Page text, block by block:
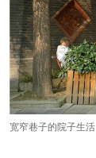
宽窄巷子的院子生活